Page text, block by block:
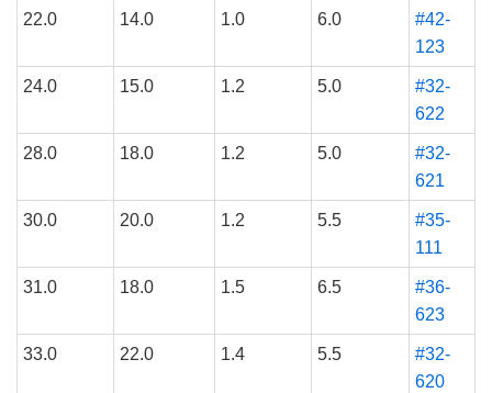
22.0 14.0 1.0 6.0
#42-
123
24.0 15.0 1.2 5.0
#32-
622
28.0 18.0 1.2 5.0
#32-
621
30.0 20.0 1.2 5.5
#35-
111
31.0 18.0 1.5 6.5
#36-
623
33.0 22.0 1.4 5.5
#32-
620